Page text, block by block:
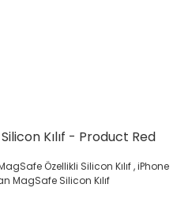
Kılıf - Product Red
Özellikli Silicon Kılıf,iPhone
MagSafe Silicon Kılıf